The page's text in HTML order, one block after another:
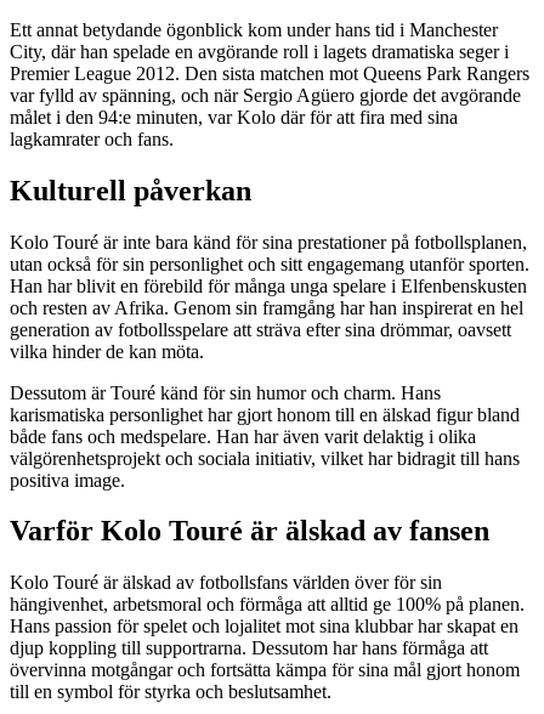
Ett annat betydande ögonblick kom under hans tid i Manchester
City, där han spelade en avgörande roll i lagets dramatiska seger i
Premier League 2012. Den sista matchen mot Queens Park Rangers
var fylld av spänning, och när Sergio Agüero gjorde det avgörande
målet i den 94:e minuten, var Kolo där för att fira med sina
lagkamrater och fans.
Kulturell påverkan
Kolo Touré är inte bara känd för sina prestationer på fotbollsplanen,
utan också för sin personlighet och sitt engagemang utanför sporten.
Han har blivit en förebild för många unga spelare i Elfenbenskusten
och resten av Afrika. Genom sin framgång har han inspirerat en hel
generation av fotbollsspelare att sträva efter sina drömmar, oavsett
vilka hinder de kan möta.
Dessutom är Touré känd för sin humor och charm. Hans
karismatiska personlighet har gjort honom till en älskad figur bland
både fans och medspelare. Han har även varit delaktig i olika
välgörenhetsprojekt och sociala initiativ, vilket har bidragit till hans
positiva image.
Varför Kolo Touré är älskad av fansen
Kolo Touré är älskad av fotbollsfans världen över för sin
hängivenhet, arbetsmoral och förmåga att alltid ge 100% på planen.
Hans passion för spelet och lojalitet mot sina klubbar har skapat en
djup koppling till supportrarna. Dessutom har hans förmåga att
övervinna motgångar och fortsätta kämpa för sina mål gjort honom
till en symbol för styrka och beslutsamhet.